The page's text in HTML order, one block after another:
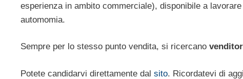
esperienza in ambito commerciale), disponibile a
automomia.
Sempre per lo stesso punto vendita, si ricercano
Potete candidarvi direttamente dal sito. Ricordatevi di